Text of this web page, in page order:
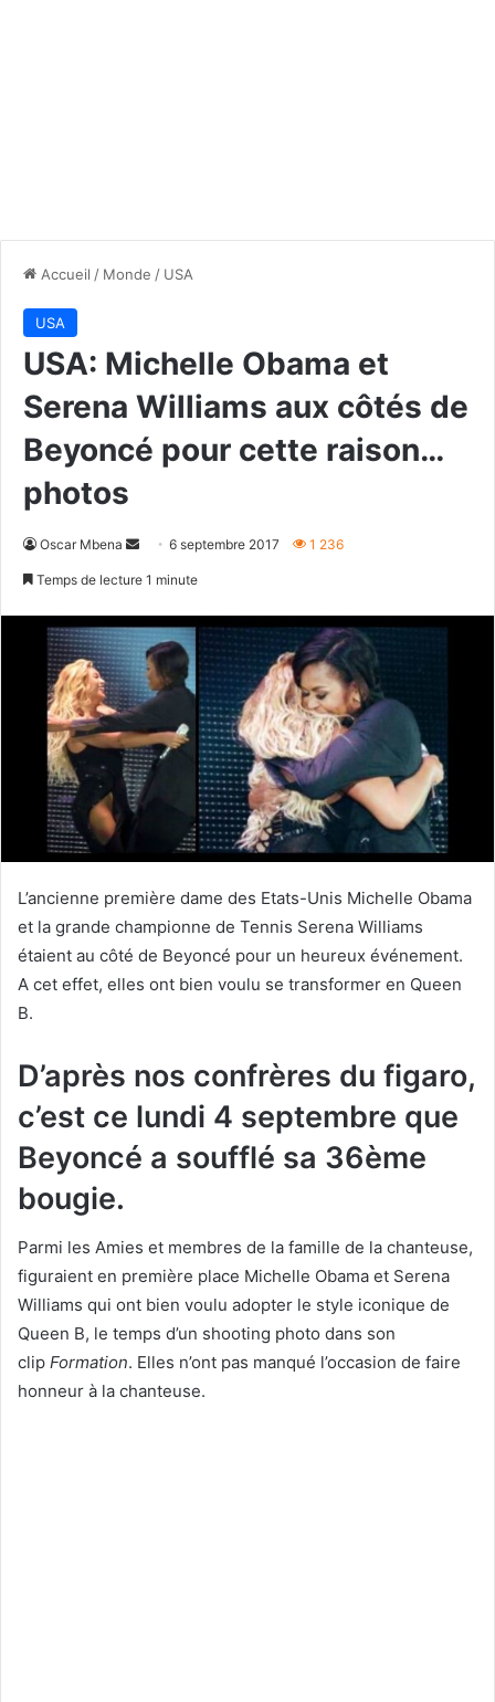
Accueil / Monde / USA
USA
USA: Michelle Obama et
Serena Williams aux côtés de
Beyoncé pour cette raison…
photos
Oscar Mbena
Envoyer6 septembre 2017 1 236
Temps de lecture 1 minute
L’ancienne première dame des Etats-Unis Michelle Obama
et la grande championne de Tennis Serena Williams
étaient au côté de Beyoncé pour un heureux événement.
A cet effet, elles ont bien voulu se transformer en Queen
B.
D’après nos confrères du figaro,
c’est ce lundi 4 septembre que
Beyoncé a soufflé sa 36ème
bougie.
Parmi les Amies et membres de la famille de la chanteuse,
figuraient en première place Michelle Obama et Serena
Williams qui ont bien voulu adopter le style iconique de
Queen B, le temps d’un shooting photo dans son
clip Formation. Elles n’ont pas manqué l’occasion de faire
honneur à la chanteuse.